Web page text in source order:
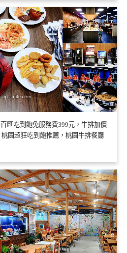
匯吃到飽免服務費399元，牛排加價
園超狂吃到飽推薦，桃園牛排餐廳